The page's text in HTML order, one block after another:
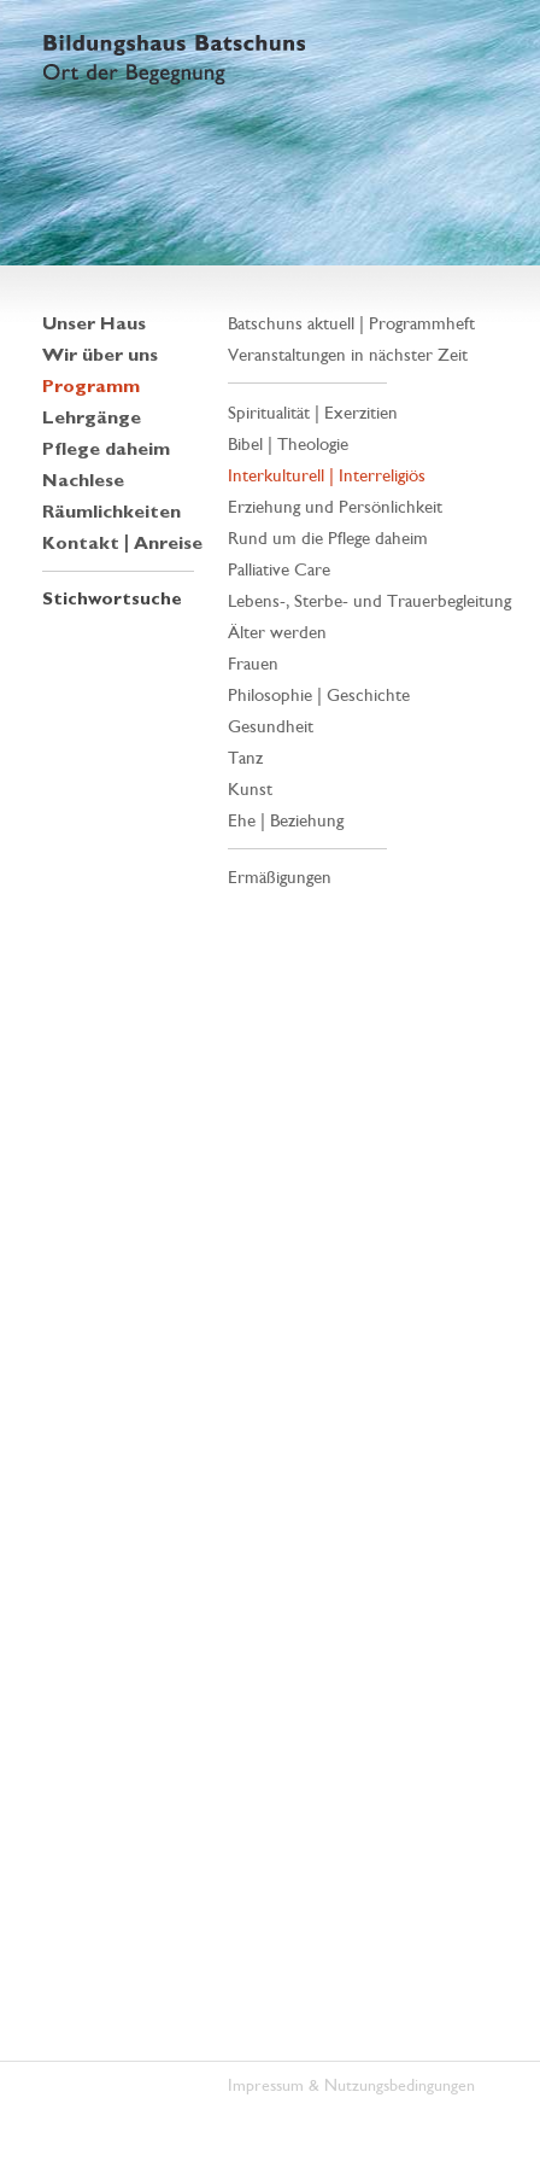
Unser Haus
Wir über uns
Programm
Lehrgänge
Pflege daheim
Nachlese
Räumlichkeiten
Kontakt | Anreise
Stichwortsuche
Batschuns aktuell | Programmheft
Veranstaltungen in nächster Zeit
Spiritualität | Exerzitien
Bibel | Theologie
Interkulturell | Interreligiös
Erziehung und Persönlichkeit
Rund um die Pflege daheim
Palliative Care
Lebens-, Sterbe- und Trauerbegleitung
Älter werden
Frauen
Philosophie | Geschichte
Gesundheit
Tanz
Kunst
Ehe | Beziehung
Ermäßigungen
Impressum & Nutzungsbedingungen